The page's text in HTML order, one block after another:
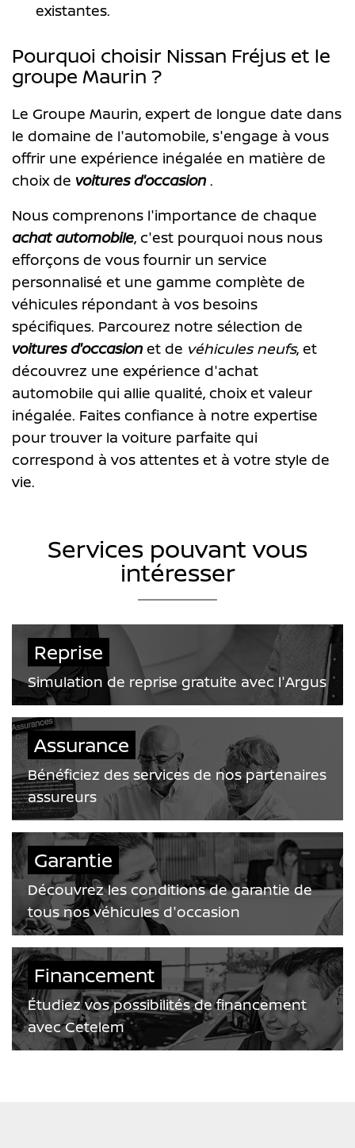
existantes.
Pourquoi choisir Nissan Fréjus et le
groupe Maurin ?
Le Groupe Maurin, expert de longue date dans
le domaine de l'automobile, s'engage à vous
offrir une expérience inégalée en matière de
choix de voitures d'occasion .
Nous comprenons l'importance de chaque
achat automobile, c'est pourquoi nous nous
efforçons de vous fournir un service
personnalisé et une gamme complète de
véhicules répondant à vos besoins
spécifiques. Parcourez notre sélection de
voitures d'occasion et de véhicules neufs, et
découvrez une expérience d'achat
automobile qui allie qualité, choix et valeur
inégalée. Faites confiance à notre expertise
pour trouver la voiture parfaite qui
correspond à vos attentes et à votre style de
vie.
Services pouvant vous
intéresser
Reprise
Simulation de reprise gratuite avec l'Argus
Assurance
Bénéficiez des services de nos partenaires
assureurs
Garantie
Découvrez les conditions de garantie de
tous nos véhicules d'occasion
Financement
Étudiez vos possibilités de financement
avec Cetelem